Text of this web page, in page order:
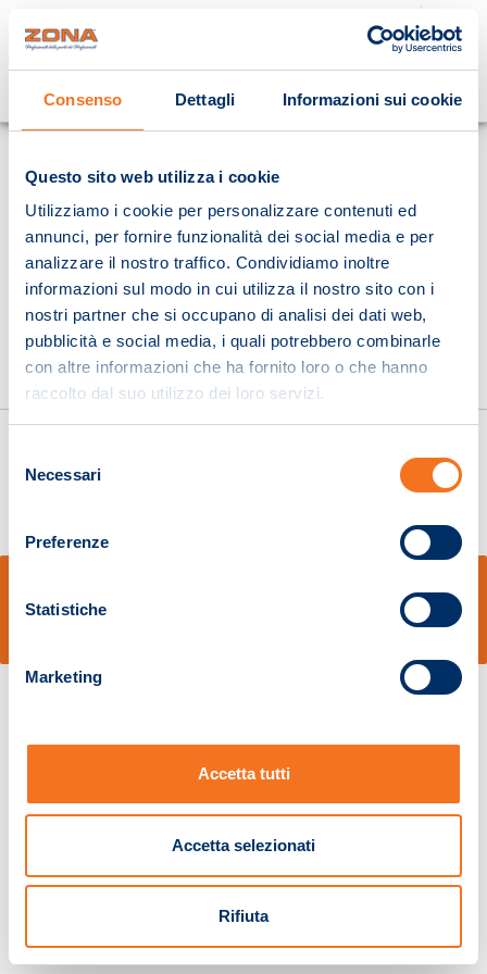
Consenso Dettagli Informazioni sui cookie
Questo sito web utilizza i cookie
Utilizziamo i cookie per personalizzare contenuti ed
annunci, per fornire funzionalità dei social media e per
analizzare il nostro traffico. Condividiamo inoltre
informazioni sul modo in cui utilizza il nostro sito con i
nostri partner che si occupano di analisi dei dati web,
pubblicità e social media, i quali potrebbero combinarle
con altre informazioni che ha fornito loro o che hanno
raccolto dal suo utilizzo dei loro servizi.
delNecessari
Preferenze
Statistiche
Marketing
Accetta tutti
Accetta selezionati
Rifiuta
Cosa stai cercando?
Pistoia 01680210505 – R.E.A. n.155974 - Cap.Soc. € 2.000.000,00 i.v. La
Società adotta il Codice Etico D.lgs. 231/01